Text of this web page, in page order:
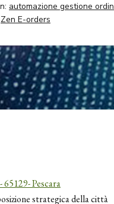
automazione gestione
Zen E-orders
65129- Pescara
strategica della città